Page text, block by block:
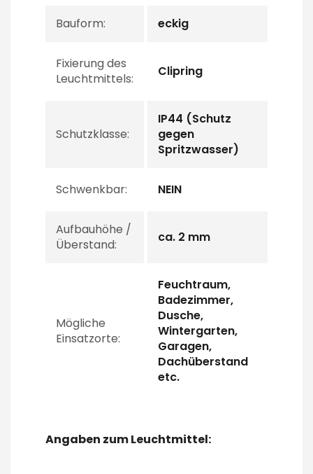
Bauform: eckig
Fixierung des
Leuchtmittels:
Clipring
Schutzklasse:
IP44 (Schutz
gegen
Spritzwasser)
Schwenkbar: NEIN
Aufbauhöhe /
Überstand:
ca. 2 mm
Mögliche
Einsatzorte:
Feuchtraum,
Badezimmer,
Dusche,
Wintergarten,
Garagen,
Dachüberstand
etc.
Angaben zum Leuchtmittel: